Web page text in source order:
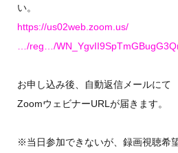
い。
https://us02web.zoom.us/
…/reg…/
お申し込み後、自動返信メールにて
ZoomウェビナーURLが届きます。
※当日参加できないが、録画視聴希